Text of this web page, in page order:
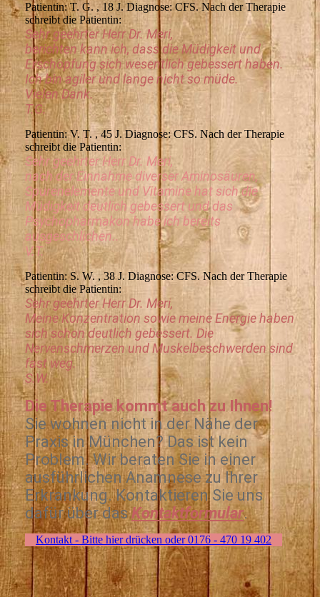
Patientin: T. G. , 18 J. Diagnose: CFS. Nach der Therapie
schreibt die Patientin:
Sehr geehrter Herr Dr. Meri,
berichten kann ich, dass die Müdigkeit und
Erschöpfung sich wesentlich gebessert haben.
Ich bin agiler und lange nicht so müde.
Vielen Dank.
T.G.
Patientin: V. T. , 45 J. Diagnose: CFS. Nach der Therapie
schreibt die Patientin:
Sehr geehrter Herr Dr. Meri,
nach der Einnahme diverser Aminosäuren,
Spurenelemente und Vitamine hat sich die
Müdigkeit deutlich gebessert und das
Psychopharmakon habe ich bereits
ausgeschlichen..
V.T.
Patientin: S. W. , 38 J. Diagnose: CFS. Nach der Therapie
schreibt die Patientin:
Sehr geehrter Herr Dr. Meri,
Meine Konzentration sowie meine Energie haben
sich schon deutlich gebessert. Die
Nervenschmerzen und Muskelbeschwerden sind
fast weg.
S.W.
Die Therapie kommt auch zu Ihnen!
Sie wohnen nicht in der Nähe der
Praxis in München? Das ist kein
Problem. Wir beraten Sie in einer
ausführlichen Anamnese zu Ihrer
Erkrankung. Kontaktieren Sie uns
dafür über dasKontaktformular.
Kontakt - Bitte hier drücken oder 0176 - 470 19 402